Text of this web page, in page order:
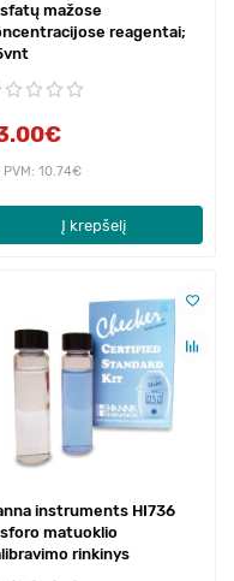
mažose
reagentai;
PVM: 10.74€
Į krepšelį
instruments HI736
matuoklio
rinkinys